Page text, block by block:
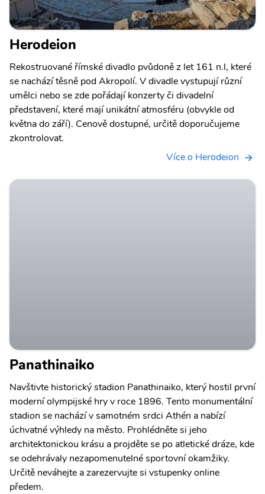
Herodeion
Rekostruované římské divadlo pvůdoně z let 161 n.l, které
se nachází těsně pod Akropolí. V divadle vystupují různí
umělci nebo se zde pořádají konzerty či divadelní
představení, které mají unikátní atmosféru (obvykle od
května do září). Cenově dostupné, určitě doporučujeme
zkontrolovat.
Více o Herodeion
Panathinaiko
Navštivte historický stadion Panathinaiko, který hostil první
moderní olympijské hry v roce 1896. Tento monumentální
stadion se nachází v samotném srdci Athén a nabízí
úchvatné výhledy na město. Prohlédněte si jeho
architektonickou krásu a projděte se po atletické dráze, kde
se odehrávaly nezapomenutelné sportovní okamžiky.
Určitě neváhejte a zarezervujte si vstupenky online
předem.